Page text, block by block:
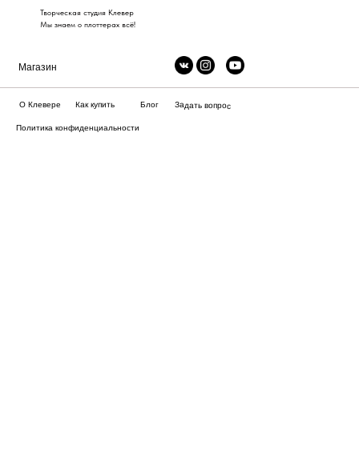
Магазин
О Клевере Блог
Политика конфиденциальности
Творческая студия Клевер
Мы знаем о плоттерах всё!
Задать вопрос
Как купить